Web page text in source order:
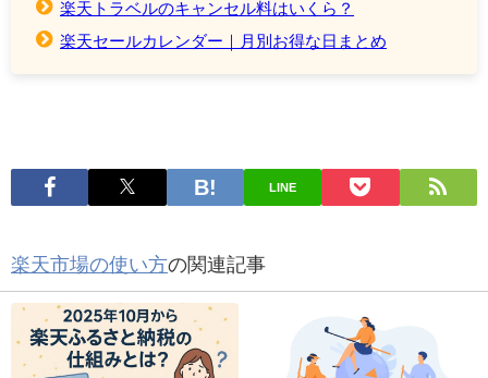
楽天トラベルのキャンセル料はいくら？
楽天セールカレンダー｜月別お得な日まとめ
LINE
楽天市場の使い方の関連記事